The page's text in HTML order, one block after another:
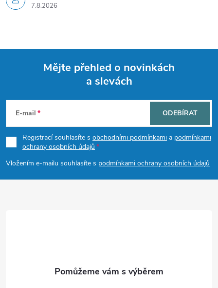
7.8.2026
p
a
t
Mějte přehled o novinkách
a slevách
E-mail
Registrací souhlasíte s obchodními podmínkami a podmínkami
ochrany osobních údajů
Vložením e-mailu souhlasíte s podmínkami ochrany osobních údajů
ODEBÍRAT